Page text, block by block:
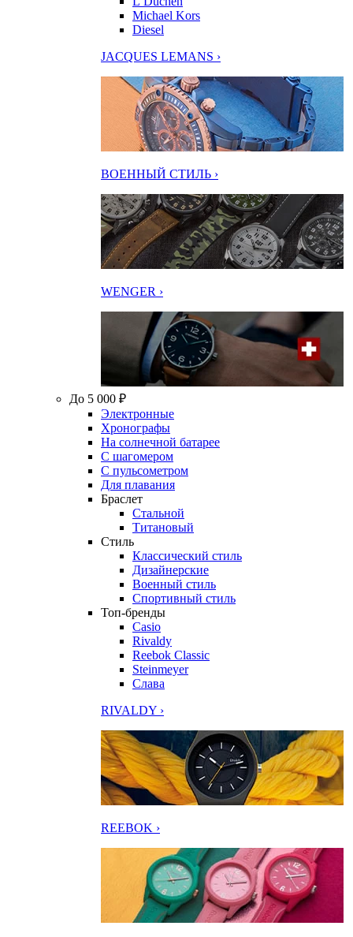
Michael Kors
Diesel
JACQUES LEMANS ›
ВОЕННЫЙ СТИЛЬ ›
WENGER ›
До 5 000 ₽
Электронные
Хронографы
На солнечной батарее
С шагомером
С пульсометром
Для плавания
Браслет
Стальной
Титановый
Стиль
Классический стиль
Дизайнерские
Военный стиль
Спортивный стиль
Топ-бренды
Casio
Rivaldy
Reebok Classic
Steinmeyer
Слава
RIVALDY ›
REEBOK ›